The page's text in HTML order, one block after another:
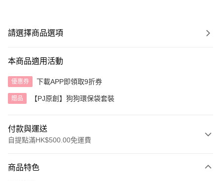
請選擇商品選項
本商品適用活動
優惠券 下載APP即領取9折券
贈品 【PJ原創】狗狗環保袋套裝
付款與運送
自提點滿HK$500.00免運費
信用卡
商品特色